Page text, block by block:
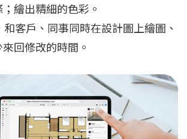
繪出精細的色彩。
客戶、同事同時在設計圖上繪圖、
回修改的時間。